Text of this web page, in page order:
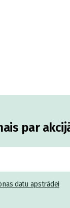
par
datu apstrādei